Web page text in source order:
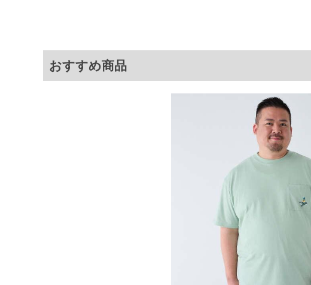
6L
※商品によって若干のサイズの誤差がございます
ータ画面）によって、商品の色味が若干異なる場
※上記サイズが実際の商品に付いているタグのサ
扱い前に商品付属タグの記載もご確認下さい。
※当店での掲載商品は、実店鋪と在庫を共用して
のお取り寄せ等により、お客様にご迷惑をお掛け
ことがない様最大限に努めておりますが、もし
※【ボトムの裾上げをご希望の場合】
裾上げ料金は500円+税となります。
備考欄に股下●cmとご記入下さい。（裾上げ無料
が対象。1本5,999円以下の商品は有料（500円+税
出荷まで約1週間～20日間程お時間を頂く場合がご
尚、裾上げした商品は返品・交換不可となります
一部、お直しに対応出来ない商品がございます。
いる、極端なデザインが施されている等)
おすすめ商品